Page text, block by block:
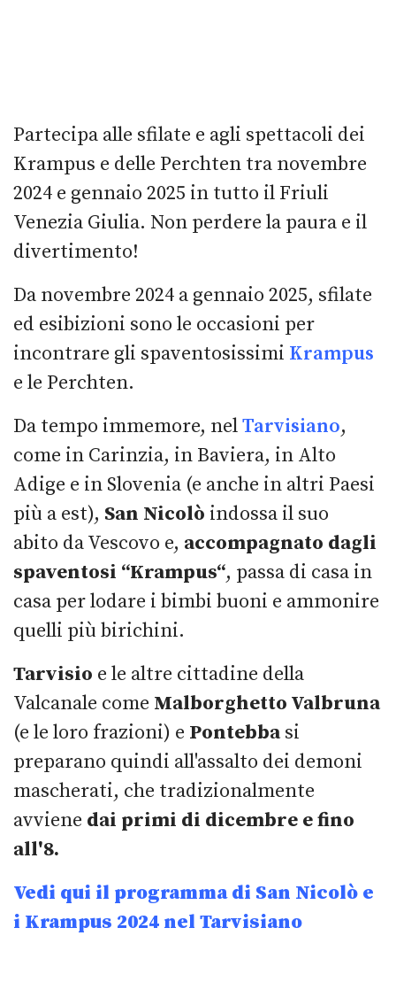
Partecipa alle sfilate e agli spettacoli dei
Krampus e delle Perchten tra novembre
2024 e gennaio 2025 in tutto il Friuli
Venezia Giulia. Non perdere la paura e il
divertimento!
Da novembre 2024 a gennaio 2025, sfilate
ed esibizioni sono le occasioni per
incontrare gli spaventosissimi Krampus
e le Perchten.
Da tempo immemore, nelTarvisiano,
come in Carinzia, in Baviera, in Alto
Adige e in Slovenia (e anche in altri Paesi
più a est), San Nicolò indossa il suo
abito da Vescovo e, accompagnato dagli
spaventosi “Krampus“, passa di casa in
casa per lodare i bimbi buoni e ammonire
quelli più birichini.
Tarvisio e le altre cittadine della
Valcanale come Malborghetto Valbruna
(e le loro frazioni) e Pontebbasi
preparano quindi all'assalto dei demoni
mascherati, che tradizionalmente
avviene dai primi di dicembre e fino
all'8.
Vedi qui il programma di San Nicolò e
i Krampus 2024 nel Tarvisiano